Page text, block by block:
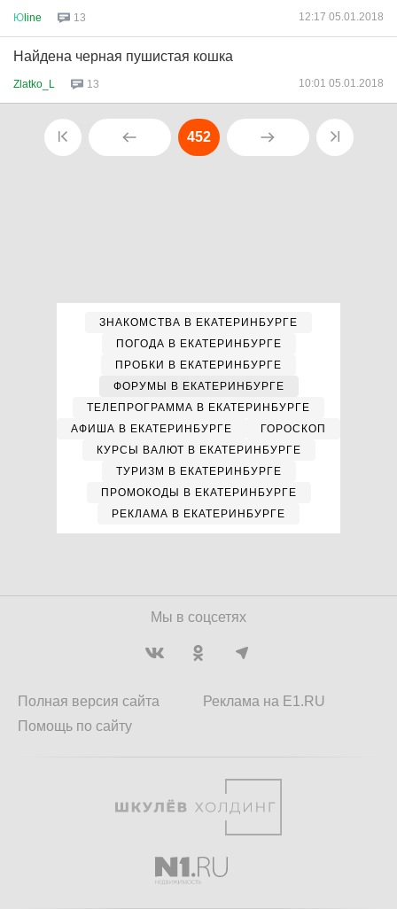
Юline 13 12:17 05.01.2018
Найдена черная пушистая кошка
Zlatko_L 13 10:01 05.01.2018
452
ЗНАКОМСТВА В ЕКАТЕРИНБУРГЕ
ПОГОДА В ЕКАТЕРИНБУРГЕ
ПРОБКИ В ЕКАТЕРИНБУРГЕ
ФОРУМЫ В ЕКАТЕРИНБУРГЕ
ТЕЛЕПРОГРАММА В ЕКАТЕРИНБУРГЕ
АФИША В ЕКАТЕРИНБУРГЕ
ГОРОСКОП
КУРСЫ ВАЛЮТ В ЕКАТЕРИНБУРГЕ
ТУРИЗМ В ЕКАТЕРИНБУРГЕ
ПРОМОКОДЫ В ЕКАТЕРИНБУРГЕ
РЕКЛАМА В ЕКАТЕРИНБУРГЕ
Мы в соцсетях
Полная версия сайта
Помощь по сайту
Реклама на E1.RU